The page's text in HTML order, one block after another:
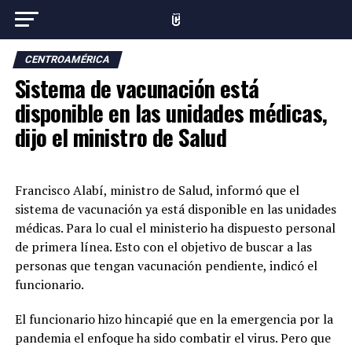
CENTROAMÉRICA
Sistema de vacunación está
disponible en las unidades médicas,
dijo el ministro de Salud
Francisco Alabí, ministro de Salud, informó que el
sistema de vacunación ya está disponible en las unidades
médicas. Para lo cual el ministerio ha dispuesto personal
de primera línea. Esto con el objetivo de buscar a las
personas que tengan vacunación pendiente, indicó el
funcionario.
El funcionario hizo hincapié que en la emergencia por la
pandemia el enfoque ha sido combatir el virus. Pero que